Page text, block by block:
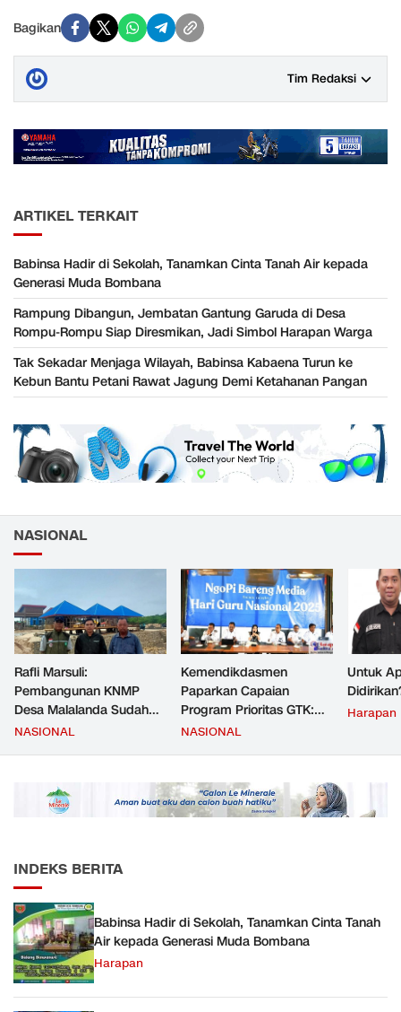
Bagikan
Tim Redaksi
ARTIKEL TERKAIT
Babinsa Hadir di Sekolah, Tanamkan Cinta Tanah Air kepada
Generasi Muda Bombana
Rampung Dibangun, Jembatan Gantung Garuda di Desa
Rompu-Rompu Siap Diresmikan, Jadi Simbol Harapan Warga
Tak Sekadar Menjaga Wilayah, Babinsa Kabaena Turun ke
Kebun Bantu Petani Rawat Jagung Demi Ketahanan Pangan
NASIONAL
Rafli Marsuli:
Pembangunan KNMP
Desa Malalanda Sudah
Mencapai 69 Persen dan
JMD dan JMF
NASIONAL
Kemendikdasmen
Paparkan Capaian
Program Prioritas GTK:
Kompetensi Meningkat,
NASIONAL
Untuk
Harapan
INDEKS BERITA
Babinsa Hadir di Sekolah, Tanamkan Cinta Tanah
Air kepada Generasi Muda Bombana
Harapan